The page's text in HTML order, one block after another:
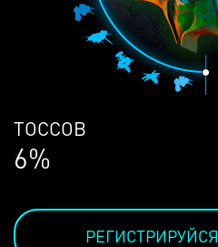
ЛЮДЕЙ
68%
РЕГИСТРИРУЙСЯ